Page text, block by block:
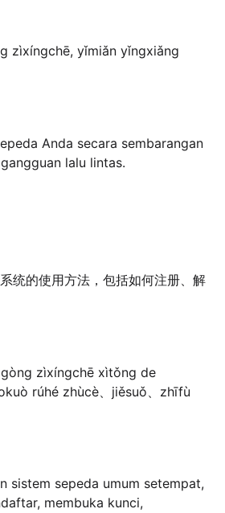
zìxíngchē, yǐmiǎn yǐngxiǎng
Anda secara sembarangan
lalu lintas.
统的使用方法，包括如何注册、解
zìxíngchē xìtǒng de
rúhé zhùcè、jiěsuǒ、zhīfù
sistem sepeda umum setempat,
membuka kunci,